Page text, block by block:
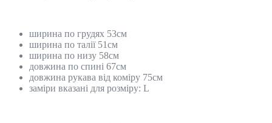
ширина по грудях 53см
ширина по талії 51см
ширина по низу 58см
довжина по спині 67см
довжина рукава від коміру 75см
заміри вказані для розміру: L